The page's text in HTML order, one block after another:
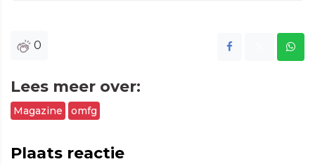
0
Lees meer over:
Magazine omfg
Plaats reactie